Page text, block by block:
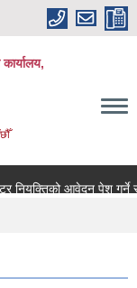
आवेदन पेश गर्ने